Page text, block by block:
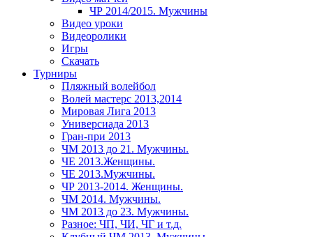
ЧР 2014/2015. Мужчины
Видео уроки
Видеоролики
Игры
Скачать
Турниры
Пляжный волейбол
Волей мастерс 2013,2014
Мировая Лига 2013
Универсиада 2013
Гран-при 2013
ЧМ 2013 до 21. Мужчины.
ЧЕ 2013.Женщины.
ЧЕ 2013.Мужчины.
ЧР 2013-2014. Женщины.
ЧМ 2014. Мужчины.
ЧМ 2013 до 23. Мужчины.
Разное: ЧП, ЧИ, ЧГ и т.д.